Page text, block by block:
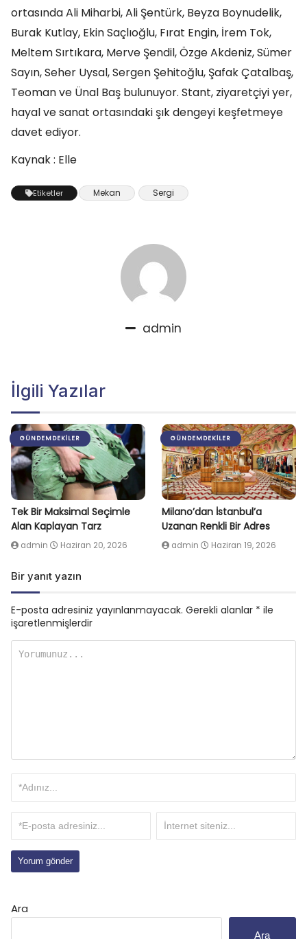
ortasında Ali Miharbi, Ali Şentürk, Beyza Boynudelik,
Burak Kutlay, Ekin Saçlıoğlu, Fırat Engin, İrem Tok,
Meltem Sırtıkara, Merve Şendil, Özge Akdeniz, Sümer
Sayın, Seher Uysal, Sergen Şehitoğlu, Şafak Çatalbaş,
Teoman ve Ünal Baş bulunuyor. Stant, ziyaretçiyi yer,
hayal ve sanat ortasındaki şık dengeyi keşfetmeye
davet ediyor.
Kaynak : Elle
Etiketler Mekan Sergi
admin
İlgili Yazılar
GÜNDEMDEKILER
Tek Bir Maksimal Seçimle
Alan Kaplayan Tarz
admin Haziran 20, 2026
GÜNDEMDEKILER
Milano’dan İstanbul’a
Uzanan Renkli Bir Adres
admin Haziran 19, 2026
Bir yanıt yazın
E-posta adresiniz yayınlanmayacak. Gerekli alanlar * ile
işaretlenmişlerdir
Ara
Ara